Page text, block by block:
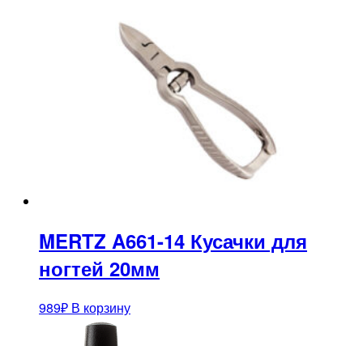
MERTZ A661-14 Кусачки для
ногтей 20мм
989₽ В корзину